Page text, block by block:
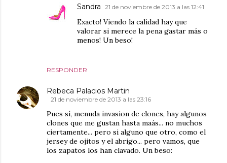
RESPONDER
Sandra 21 de noviembre de 2013 a las 12:41
Exacto! Viendo la calidad hay que
valorar si merece la pena gastar más o
menos! Un beso!
Rebeca Palacios Martin
21 de noviembre de 2013 a las 23:16
Pues sí, menuda invasion de clones, hay algunos
clones que me gustan hasta maás... no muchos
ciertamente... pero si alguno que otro, como el
jersey de ojitos y el abrigo... pero vamos, que
los zapatos los han clavado. Un beso: